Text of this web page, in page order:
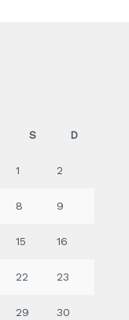
S D
1 2
8 9
15 16
22 23
29 30